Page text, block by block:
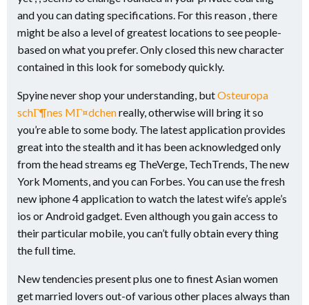
and you can dating specifications. For this reason , there
might be also a level of greatest locations to see people-
based on what you prefer. Only closed this new character
contained in this look for somebody quickly.
Spyine never shop your understanding, butOsteuropa
schГ¶nes MГ¤dchenreally, otherwise will bring it so
you’re able to some body. The latest application provides
great into the stealth and it has been acknowledged only
from the head streams eg TheVerge, TechTrends, The new
York Moments, and you can Forbes. You can use the fresh
new iphone 4 application to watch the latest wife’s apple’s
ios or Android gadget. Even although you gain access to
their particular mobile, you can’t fully obtain every thing
the full time.
New tendencies present plus one to finest Asian women
get married lovers out-of various other places always than